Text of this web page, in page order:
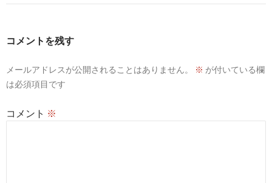
ゲ
ョ
コメントを残す
メールアドレスが公開されることはありません。 ※ が付いている欄
は必須項目です
コメント ※